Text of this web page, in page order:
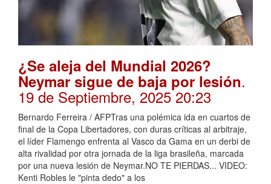
¿Se aleja del Mundial 2026?
Neymar sigue de baja por lesión.
19 de Septiembre, 2025 20:23
Bernardo Ferreira / AFPTras una polémica ida en cuartos de
final de la Copa Libertadores, con duras críticas al arbitraje,
el líder Flamengo enfrenta al Vasco da Gama en un derbi de
alta rivalidad por otra jornada de la liga brasileña, marcada
por una nueva lesión de Neymar.NO TE PIERDAS... VIDEO:
Kenti Robles le "pinta dedo" a los